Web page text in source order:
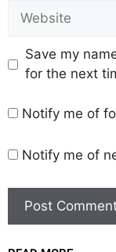
Save my
for the next
Notify me of
Notify me of